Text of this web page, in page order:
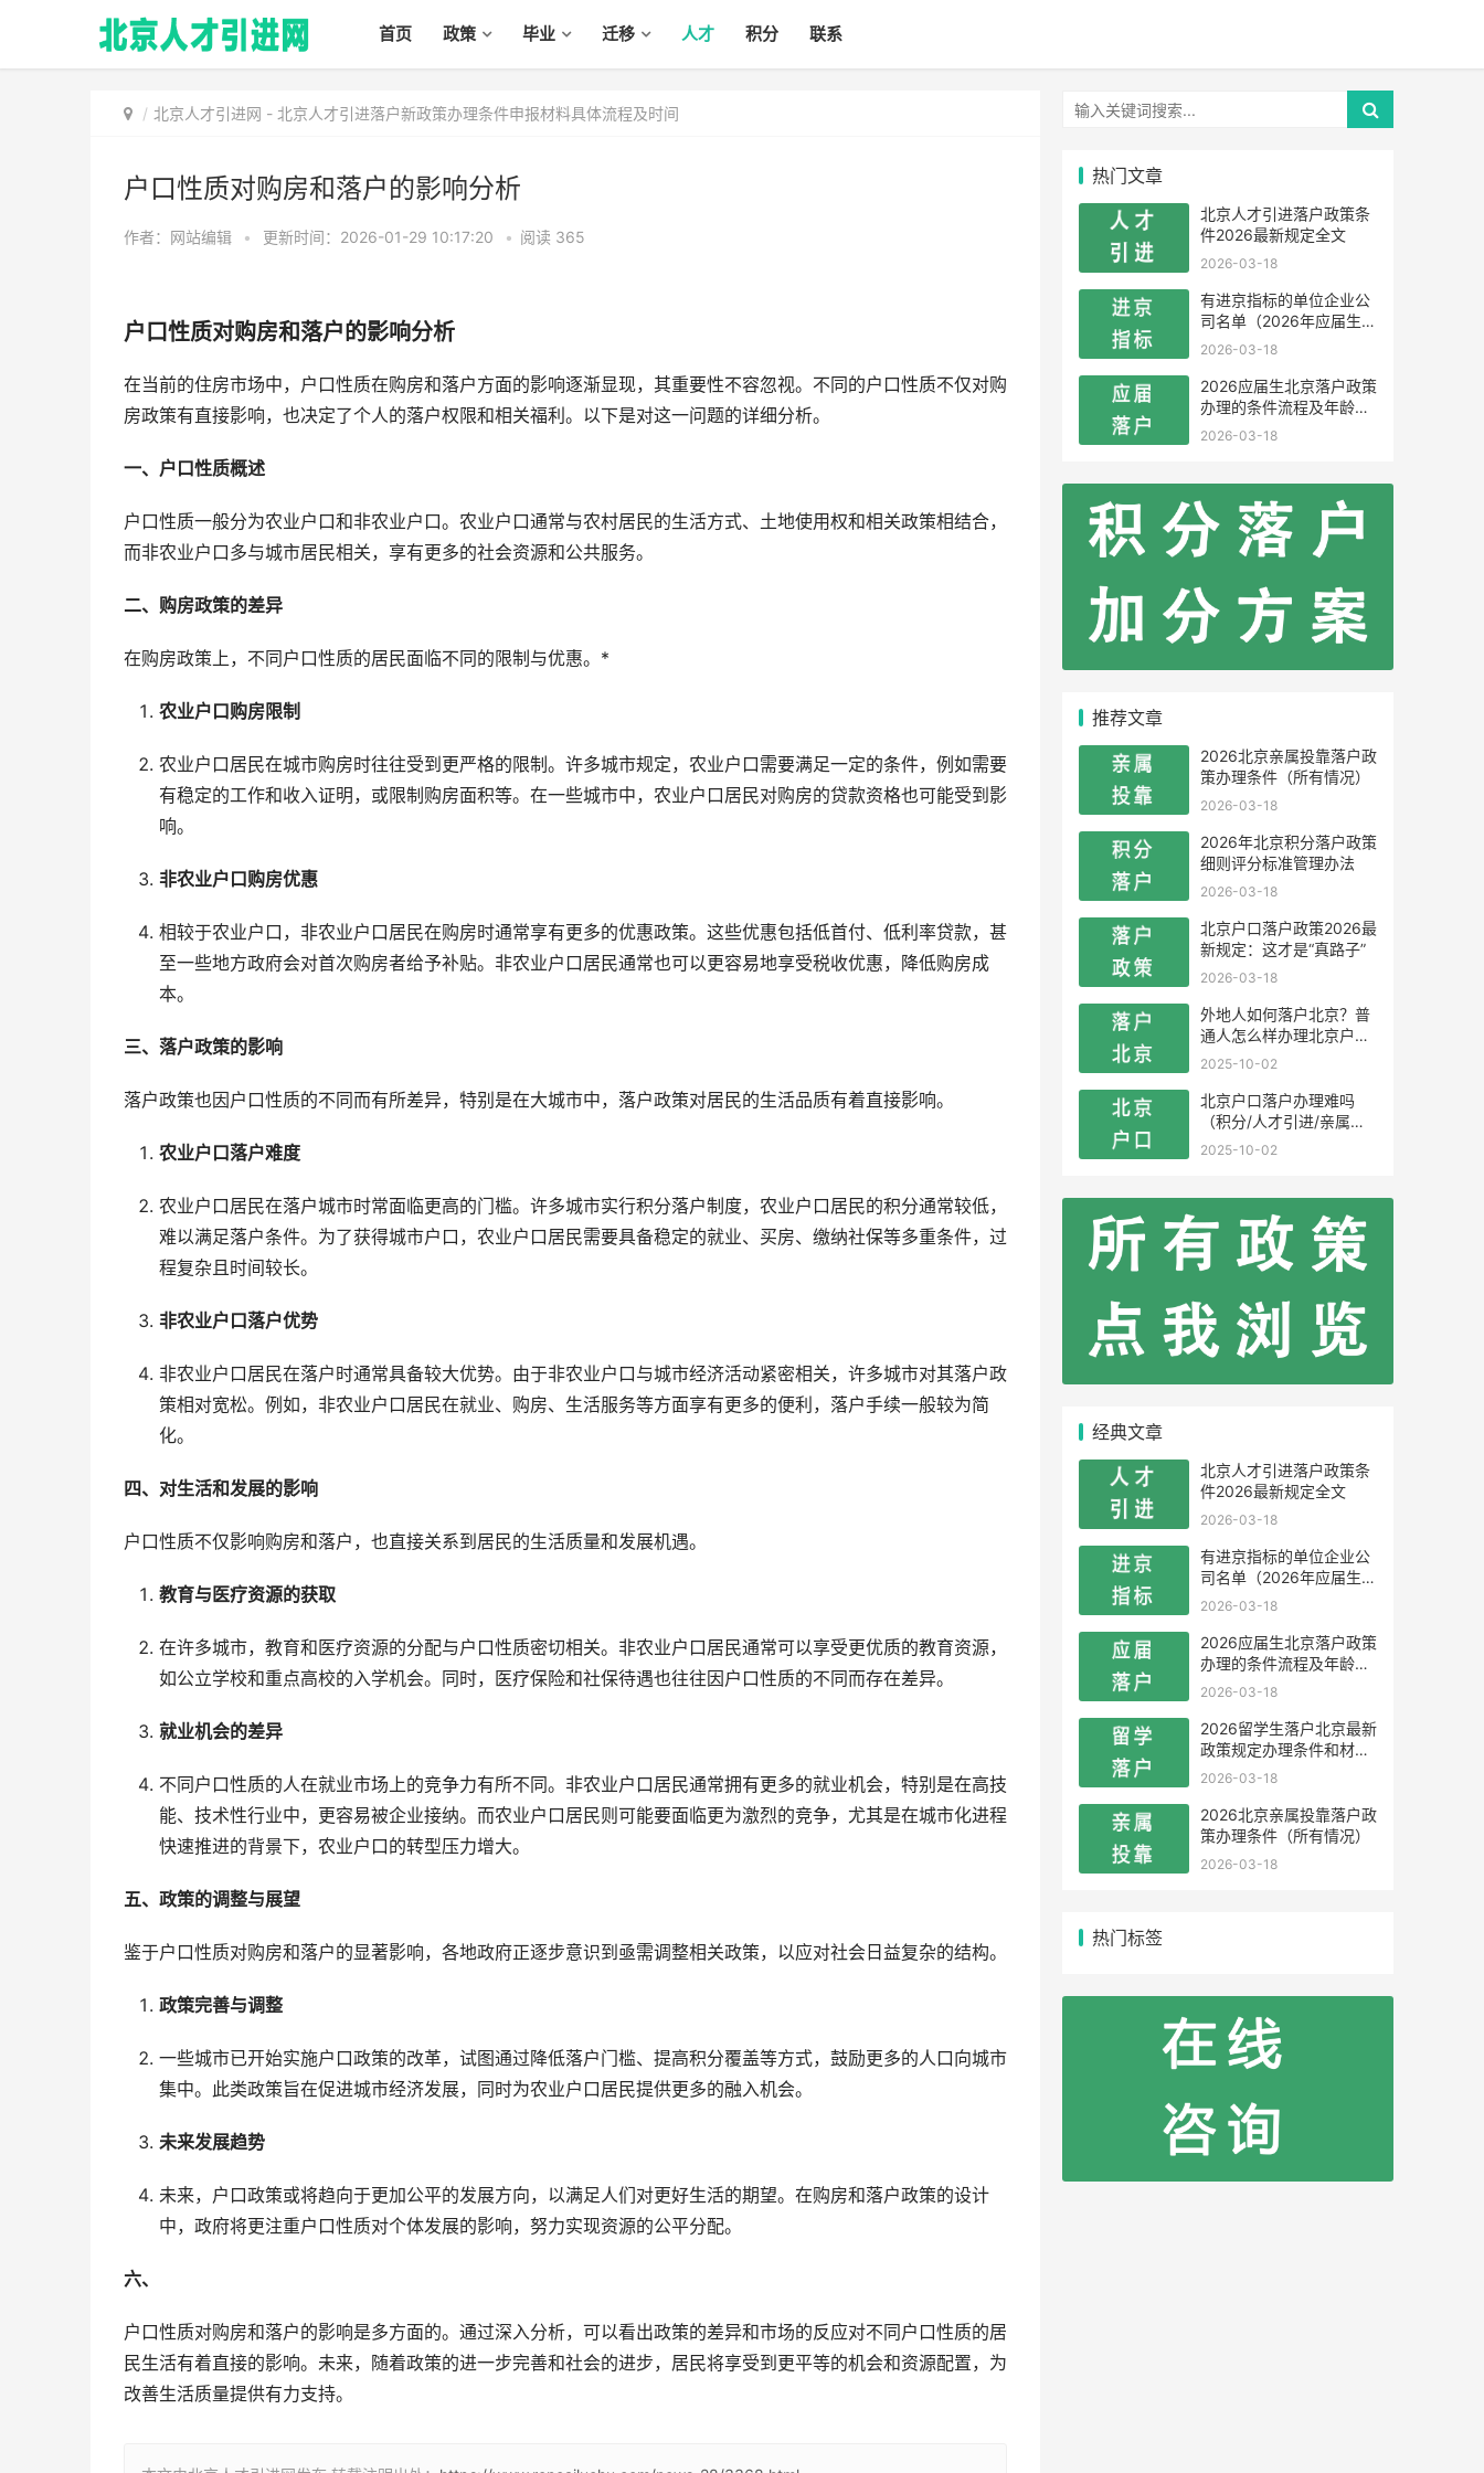
首页 政策 毕业 迁移 人才 积分 联系
北京人才引进网 - 北京人才引进落户新政策办理条件申报材料具体流程及时间
户口性质对购房和落户的影响分析
作者：网站编辑 • 更新时间：2026-01-29 10:17:20 • 阅读 365
户口性质对购房和落户的影响分析
在当前的住房市场中，户口性质在购房和落户方面的影响逐渐显现，其重要性不容忽视。不同的户口性质不仅对购
房政策有直接影响，也决定了个人的落户权限和相关福利。以下是对这一问题的详细分析。
一、户口性质概述
户口性质一般分为农业户口和非农业户口。农业户口通常与农村居民的生活方式、土地使用权和相关政策相结合，
而非农业户口多与城市居民相关，享有更多的社会资源和公共服务。
二、购房政策的差异
在购房政策上，不同户口性质的居民面临不同的限制与优惠。*
农业户口购房限制
农业户口居民在城市购房时往往受到更严格的限制。许多城市规定，农业户口需要满足一定的条件，例如需要
有稳定的工作和收入证明，或限制购房面积等。在一些城市中，农业户口居民对购房的贷款资格也可能受到影
响。
非农业户口购房优惠
相较于农业户口，非农业户口居民在购房时通常享有更多的优惠政策。这些优惠包括低首付、低利率贷款，甚
至一些地方政府会对首次购房者给予补贴。非农业户口居民通常也可以更容易地享受税收优惠，降低购房成
本。
三、落户政策的影响
落户政策也因户口性质的不同而有所差异，特别是在大城市中，落户政策对居民的生活品质有着直接影响。
农业户口落户难度
农业户口居民在落户城市时常面临更高的门槛。许多城市实行积分落户制度，农业户口居民的积分通常较低，
难以满足落户条件。为了获得城市户口，农业户口居民需要具备稳定的就业、买房、缴纳社保等多重条件，过
程复杂且时间较长。
非农业户口落户优势
非农业户口居民在落户时通常具备较大优势。由于非农业户口与城市经济活动紧密相关，许多城市对其落户政
策相对宽松。例如，非农业户口居民在就业、购房、生活服务等方面享有更多的便利，落户手续一般较为简
化。
四、对生活和发展的影响
户口性质不仅影响购房和落户，也直接关系到居民的生活质量和发展机遇。
教育与医疗资源的获取
在许多城市，教育和医疗资源的分配与户口性质密切相关。非农业户口居民通常可以享受更优质的教育资源，
如公立学校和重点高校的入学机会。同时，医疗保险和社保待遇也往往因户口性质的不同而存在差异。
就业机会的差异
不同户口性质的人在就业市场上的竞争力有所不同。非农业户口居民通常拥有更多的就业机会，特别是在高技
能、技术性行业中，更容易被企业接纳。而农业户口居民则可能要面临更为激烈的竞争，尤其是在城市化进程
快速推进的背景下，农业户口的转型压力增大。
五、政策的调整与展望
鉴于户口性质对购房和落户的显著影响，各地政府正逐步意识到亟需调整相关政策，以应对社会日益复杂的结构。
政策完善与调整
一些城市已开始实施户口政策的改革，试图通过降低落户门槛、提高积分覆盖等方式，鼓励更多的人口向城市
集中。此类政策旨在促进城市经济发展，同时为农业户口居民提供更多的融入机会。
未来发展趋势
未来，户口政策或将趋向于更加公平的发展方向，以满足人们对更好生活的期望。在购房和落户政策的设计
中，政府将更注重户口性质对个体发展的影响，努力实现资源的公平分配。
六、
户口性质对购房和落户的影响是多方面的。通过深入分析，可以看出政策的差异和市场的反应对不同户口性质的居
民生活有着直接的影响。未来，随着政策的进一步完善和社会的进步，居民将享受到更平等的机会和资源配置，为
改善生活质量提供有力支持。
热门文章
北京人才引进落户政策条
件2026最新规定全文
2026-03-18
有进京指标的单位企业公
司名单（2026年应届生留
学生）
2026-03-18
2026应届生北京落户政策
办理的条件流程及年龄限
制
2026-03-18
推荐文章
2026北京亲属投靠落户政
策办理条件（所有情况）
2026-03-18
2026年北京积分落户政策
细则评分标准管理办法
2026-03-18
北京户口落户政策2026最
新规定：这才是“真路子”
2026-03-18
外地人如何落户北京？普
通人怎么样办理北京户
口？
2025-10-02
北京户口落户办理难吗
（积分/人才引进/亲属投
靠）
2025-10-02
经典文章
北京人才引进落户政策条
件2026最新规定全文
2026-03-18
有进京指标的单位企业公
司名单（2026年应届生留
学生）
2026-03-18
2026应届生北京落户政策
办理的条件流程及年龄限
制
2026-03-18
2026留学生落户北京最新
政策规定办理条件和材料
及流程
2026-03-18
2026北京亲属投靠落户政
策办理条件（所有情况）
2026-03-18
热门标签